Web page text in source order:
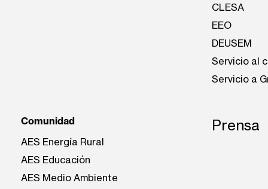
CLESA
EEO
DEUSEM
Servicio al
Servicio a
Comunidad
AES Energía Rural
AES Educación
AES Medio Ambiente
Prensa